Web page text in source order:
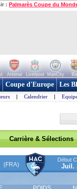
: Palmarès Coupe du
Arsenal Liverpool ManCity
Coupe d'Europe Les
| Calendrier |
Carrière & Sélections
(FRA)
Début
Juil.